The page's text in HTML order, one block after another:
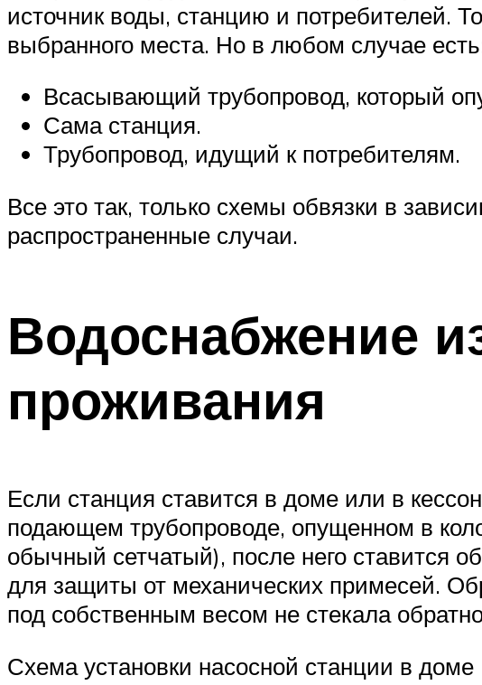
источник воды, станцию и потребителей.
выбранного места. Но в любом случае
Всасывающий трубопровод, который
Сама станция.
Трубопровод, идущий к потребителям.
Все это так, только схемы обвязки в
распространенные случаи.
Водоснабжение
проживания
Если станция ставится в доме или в
подающем трубопроводе, опущенном в
обычный сетчатый), после него ставится
для защиты от механических примесей.
под собственным весом не стекала
Схема установки насосной станции в доме